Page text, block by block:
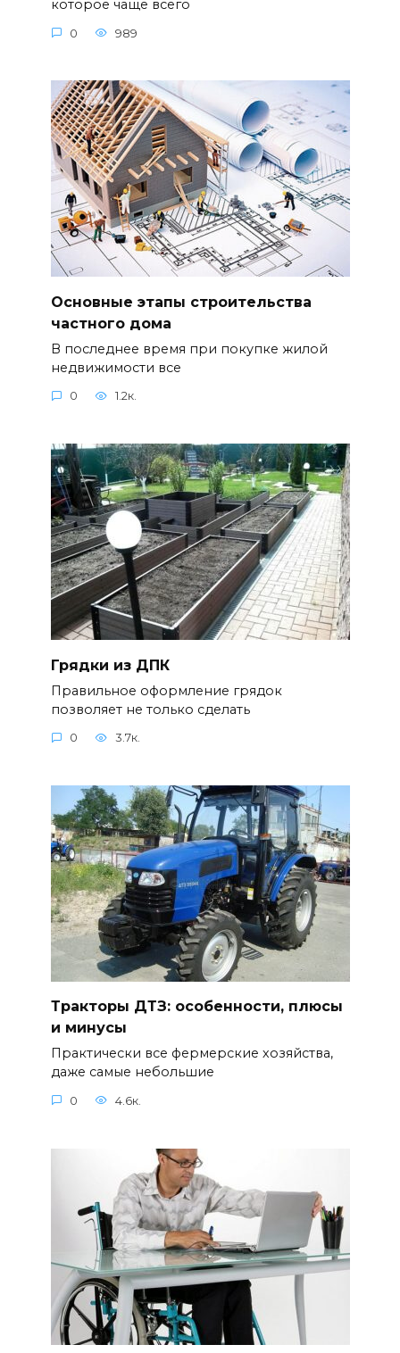
которое чаще всего
0 989
Основные этапы строительства
частного дома
В последнее время при покупке жилой
недвижимости все
0 1.2к.
Грядки из ДПК
Правильное оформление грядок
позволяет не только сделать
0 3.7к.
Тракторы ДТЗ: особенности, плюсы
и минусы
Практически все фермерские хозяйства,
даже самые небольшие
0 4.6к.